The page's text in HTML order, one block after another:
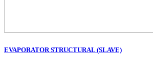
EVAPORATOR STRUCTURAL (SLAVE)